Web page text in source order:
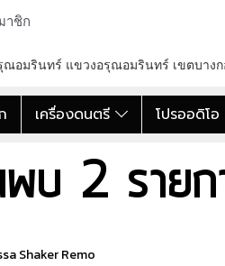
าชิก
ณอมรินทร์ แขวงอรุณอมรินทร์ เขตบางก
เครื่องดนตรี โปรออดิโอ
บ 2 ราย
Shaker Remo